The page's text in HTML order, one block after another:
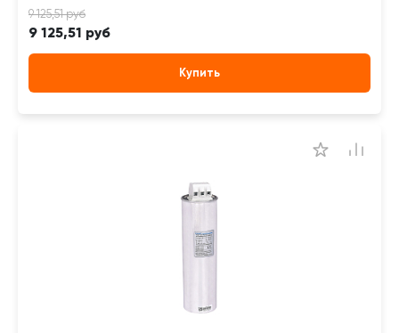
9 125,51 руб
Купить